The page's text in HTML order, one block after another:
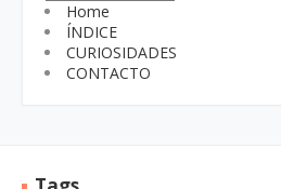
Home
ÍNDICE
CURIOSIDADES
CONTACTO